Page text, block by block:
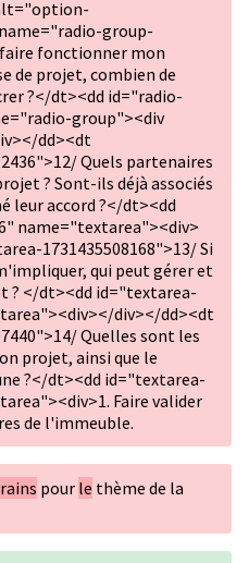
name="radio-group-
fonctionner mon
de projet, combien de
?</dt><dd id="radio-
group"><div
dd><dt
Quels partenaires
? Sont-ils déjà associés
leur accord ?</dt><dd
name="textarea"><div>
1731435508168">13/ Si
qui peut gérer et
? </dt><dd id="textarea-
div></dd><dt
Quelles sont les
projet, ainsi que le
?</dt><dd id="textarea-
Faire valider
de l'immeuble.
pour le thème de la